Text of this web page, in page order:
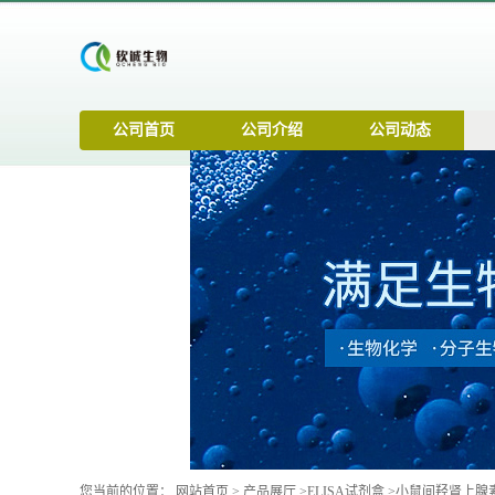
公司首页 公司介绍 公司动态
您当前的位置： 网站首页 > 产品展厅 >ELISA试剂盒 >小鼠间羟肾上腺